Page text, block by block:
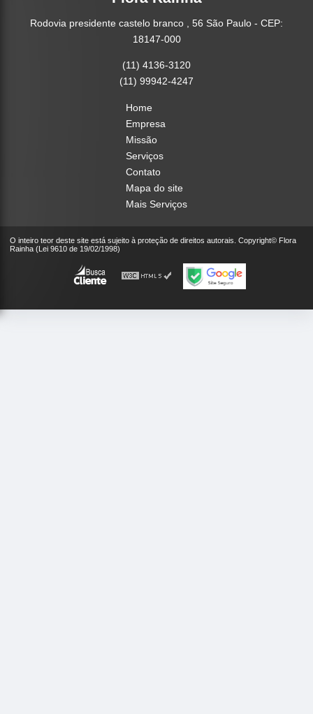
Rodovia presidente castelo branco , 56 São Paulo - CEP:
18147-000
(11) 4136-3120
(11) 99942-4247
Home
Empresa
Missão
Serviços
Contato
Mapa do site
Mais Serviços
O inteiro teor deste site está sujeito à proteção de direitos autorais. Copyright© Flora
Rainha (Lei 9610 de 19/02/1998)